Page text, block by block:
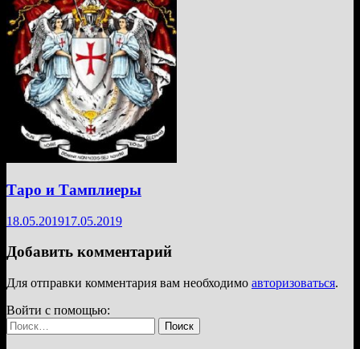
Таро и Тамплиеры
18.05.201917.05.2019
Добавить комментарий
Для отправки комментария вам необходимо авторизоваться.
Войти с помощью:
Найти: